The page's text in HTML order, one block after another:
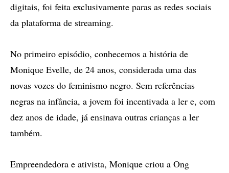
digitais, foi feita exclusivamente paras as redes sociais
da plataforma de streaming.
No primeiro episódio, conhecemos a história de
Monique Evelle, de 24 anos, considerada uma das
novas vozes do feminismo negro. Sem referências
negras na infância, a jovem foi incentivada a ler e, com
dez anos de idade, já ensinava outras crianças a ler
também.
Empreendedora e ativista, Monique criou a Ong